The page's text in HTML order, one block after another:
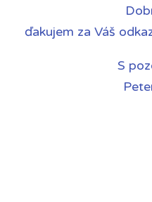
ďakujem za Váš
S